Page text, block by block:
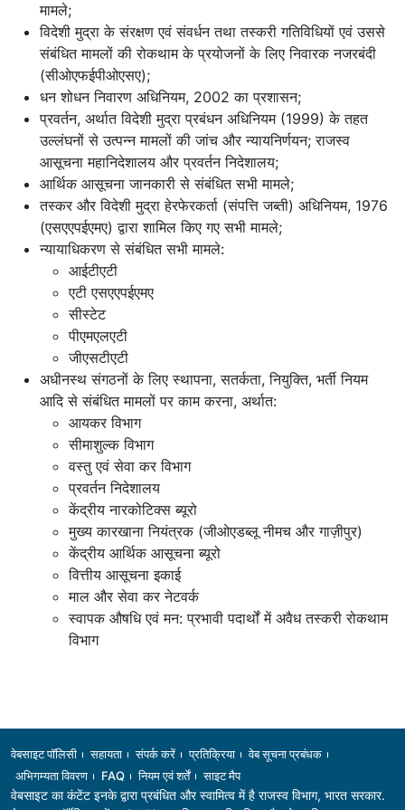
मामले;
विदेशी मुद्रा के संरक्षण एवं संवर्धन तथा तस्करी गतिविधियों एवं उससे
संबंधित मामलों की रोकथाम के प्रयोजनों के लिए निवारक नजरबंदी
(सीओएफईपीओएसए);
धन शोधन निवारण अधिनियम, 2002 का प्रशासन;
प्रवर्तन, अर्थात विदेशी मुद्रा प्रबंधन अधिनियम (1999) के तहत
उल्लंघनों से उत्पन्न मामलों की जांच और न्यायनिर्णयन; राजस्व
आसूचना महानिदेशालय और प्रवर्तन निदेशालय;
आर्थिक आसूचना जानकारी से संबंधित सभी मामले;
तस्कर और विदेशी मुद्रा हेरफेरकर्ता (संपत्ति जब्ती) अधिनियम, 1976
(एसएएपईएमए) द्वारा शामिल किए गए सभी मामले;
न्यायाधिकरण से संबंधित सभी मामले:
आईटीएटी
एटी एसएएपईएमए
सीस्टेट
पीएमएलएटी
जीएसटीएटी
अधीनस्थ संगठनों के लिए स्थापना, सतर्कता, नियुक्ति, भर्ती नियम
आदि से संबंधित मामलों पर काम करना, अर्थात:
आयकर विभाग
सीमाशुल्क विभाग
वस्तु एवं सेवा कर विभाग
प्रवर्तन निदेशालय
केंद्रीय नारकोटिक्स ब्यूरो
मुख्य कारखाना नियंत्रक (जीओएडब्लू नीमच और गाज़ीपुर)
केंद्रीय आर्थिक आसूचना ब्यूरो
वित्तीय आसूचना इकाई
माल और सेवा कर नेटवर्क
स्वापक औषधि एवं मन: प्रभावी पदार्थों में अवैध तस्करी रोकथाम
विभाग
Footer
वेबसाइट पॉलिसी सहायता संपर्क करें प्रतिक्रिया
वेब सूचना प्रबंधक
अभिगम्यता विवरण
FAQ नियम एवं शर्तें साइट मैप
वेबसाइट का कंटेंट इनके द्वारा प्रबंधित और स्वामित्व में है राजस्व विभाग, भारत सरकार.